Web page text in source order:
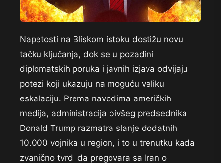
Napetosti na Bliskom istoku dostižu novu
tačku ključanja, dok se u pozadini
diplomatskih poruka i javnih izjava odvijaju
potezi koji ukazuju na moguću veliku
eskalaciju. Prema navodima američkih
medija, administracija bivšeg predsednika
Donald Trump razmatra slanje dodatnih
10.000 vojnika u region, i to u trenutku kada
zvanično tvrdi da pregovara sa Iran o